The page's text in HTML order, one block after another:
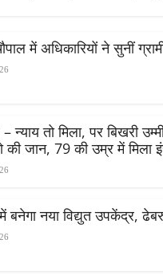
में अधिकारियों ने सुनीं
– न्याय तो मिला, पर
की जान, 79 की उम्र में मिला
बनेगा नया विद्युत उपकेंद्र,